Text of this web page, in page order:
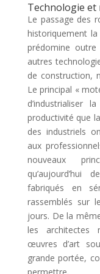
Technologie
Le passage des
historiquement
prédomine
autres
de construction,
Le principal «
d’industrialiser
productivité que
des industriels
aux
nouveaux
fabriqués en
rassemblés sur
jours. De la
les architectes
œuvres d’art
grande portée,